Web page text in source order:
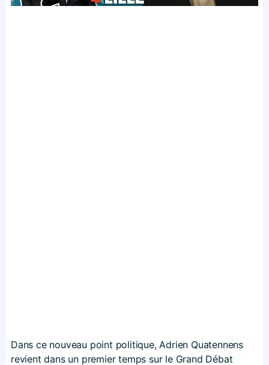
Dans ce nouveau point politique, Adrien Quatennens
revient dans un premier temps sur le Grand Débat